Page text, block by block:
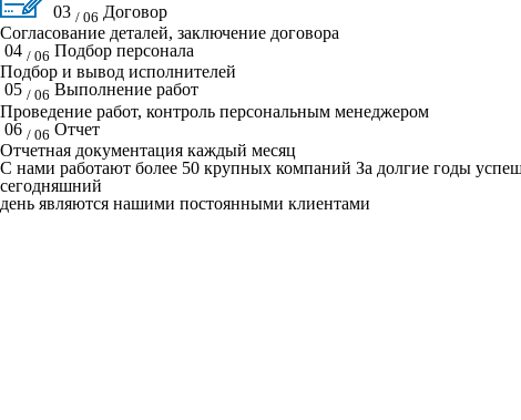
03 / 06 Договор
Согласование деталей, заключение договора
04 / 06 Подбор персонала
Подбор и вывод исполнителей
05 / 06 Выполнение работ
Проведение работ, контроль персональным менеджером
06 / 06 Отчет
Отчетная документация каждый месяц
C нами работают более 50 крупных компаний За долгие годы
сегодняшний
день являются нашими постоянными клиентами